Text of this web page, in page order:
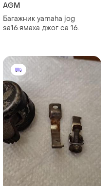
AGM
Багажник yamaha jog
sa16.ямаха джог са 16.